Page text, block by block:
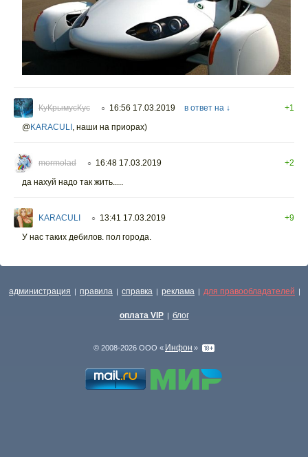
КуКрымусКус ○ 16:56 17.03.2019 в ответ на ↓
+1
@KARACULI , наши на приорах)
mormolad ○ 16:48 17.03.2019
+2
да нахуй надо так жить.....
KARACULI ○ 13:41 17.03.2019
+9
У нас таких дебилов. пол города.
администрация | правила | справка | реклама | для правообладателей |
оплата VIP | блог
© 2008-2026 ООО « Инфон »